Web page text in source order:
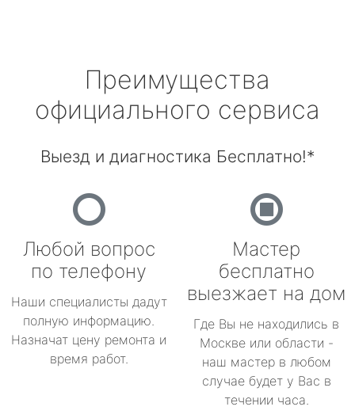
Преимущества
официального сервиса
Выезд и диагностика Бесплатно!*
Любой вопрос
по телефону
Наши специалисты дадут
полную информацию.
Назначат цену ремонта и
время работ.
Мастер
бесплатно
выезжает на дом
Где Вы не находились в
Москве или области -
наш мастер в любом
случае будет у Вас в
течении часа.